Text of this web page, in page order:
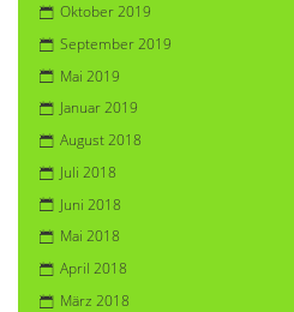
Oktober 2019
September 2019
Mai 2019
Januar 2019
August 2018
Juli 2018
Juni 2018
Mai 2018
April 2018
März 2018